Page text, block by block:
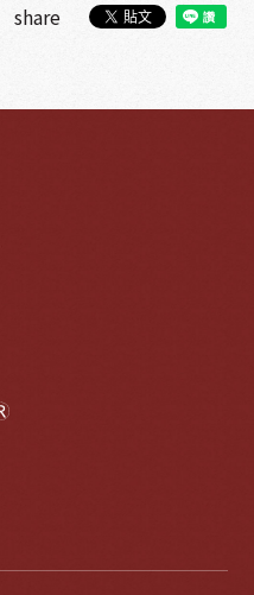
share